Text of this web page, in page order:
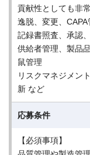
貢献性としても非
逸脱、変更、
記録書照査、承認
供給者管理、製品
鼠管理
リスクマネジメン
新 など
応募条件
【必須事項】